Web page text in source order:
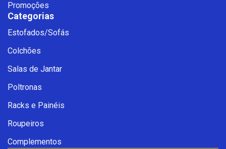
Promoções
Categorias
Estofados/Sofás
Colchões
Salas de Jantar
Poltronas
Racks e Painéis
Roupeiros
Complementos